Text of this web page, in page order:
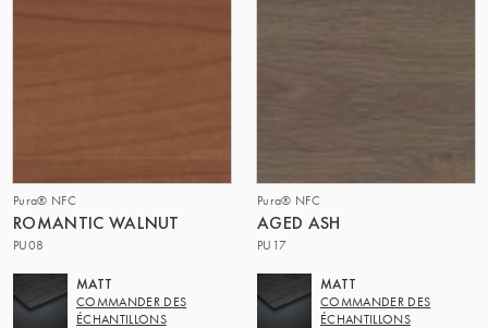
Pura® NFC
ROMANTIC WALNUT
PU08
MATT
COMMANDER DES
ÉCHANTILLONS
Pura® NFC
AGED ASH
PU17
MATT
COMMANDER DES
ÉCHANTILLONS